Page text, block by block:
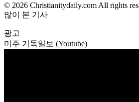
© 2026 Christianitydaily.com All rights
많이 본 기사
광고
미주 기독일보 (Youtube)